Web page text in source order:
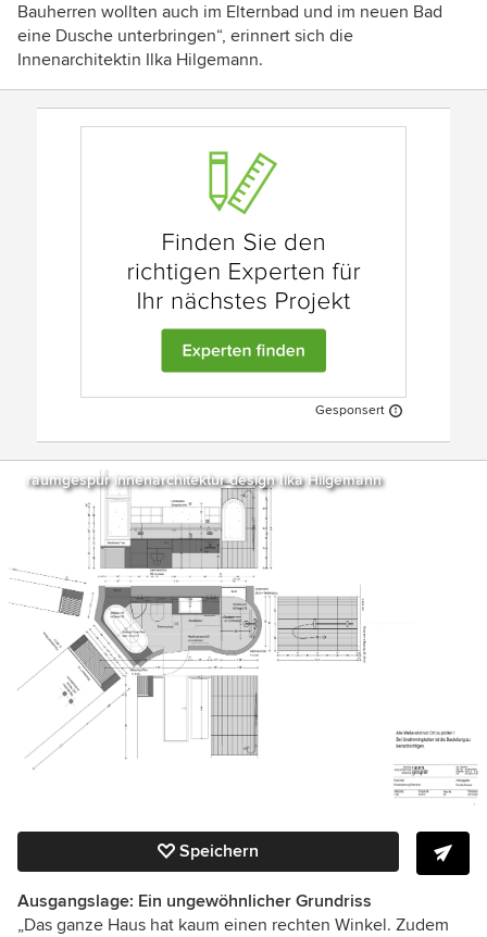
Bauherren wollten auch im Elternbad und im neuen Bad
eine Dusche unterbringen“, erinnert sich die
Innenarchitektin Ilka Hilgemann.
Gesponsert
raumgespür innenarchitektur design Ilka Hilgemann
Speichern
Ausgangslage: Ein ungewöhnlicher Grundriss
„Das ganze Haus hat kaum einen rechten Winkel. Zudem